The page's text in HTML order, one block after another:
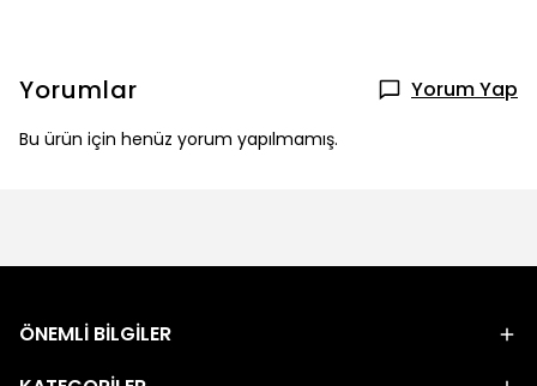
Yorumlar Yorum Yap
Bu ürün için henüz yorum yapılmamış.
ÖNEMLİ BİLGİLER